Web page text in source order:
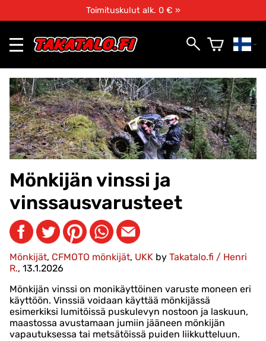
Toimituskulut alk. 0 € »
Mönkijän vinssi ja
vinssausvarusteet
Mönkijät, CFMOTO mönkijät, UKK by Takatalo.fi / Henri
R., 13.1.2026
Mönkijän vinssi on monikäyttöinen varuste moneen eri
käyttöön. Vinssiä voidaan käyttää mönkijässä
esimerkiksi lumitöissä puskulevyn nostoon ja laskuun,
maastossa avustamaan jumiin jääneen mönkijän
vapautuksessa tai metsätöissä puiden liikkutteluun.